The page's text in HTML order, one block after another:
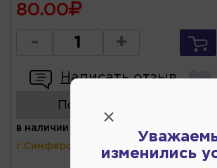
80.00
- +
Написать отзыв
Показать аналоги
в наличии
г.Симферополь)
изменились